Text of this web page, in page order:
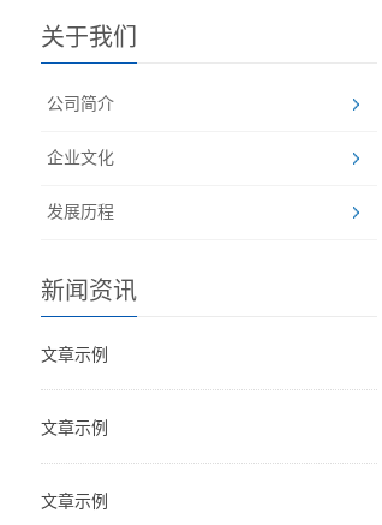
关于我们
公司简介
企业文化
发展历程
新闻资讯
文章示例
文章示例
文章示例